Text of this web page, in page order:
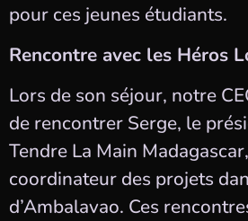
pour ces jeunes étudiants.
Rencontre avec les Héros
Lors de son séjour, notre
de rencontrer Serge, le
Tendre La Main
coordinateur des projets
d’Ambalavao. Ces